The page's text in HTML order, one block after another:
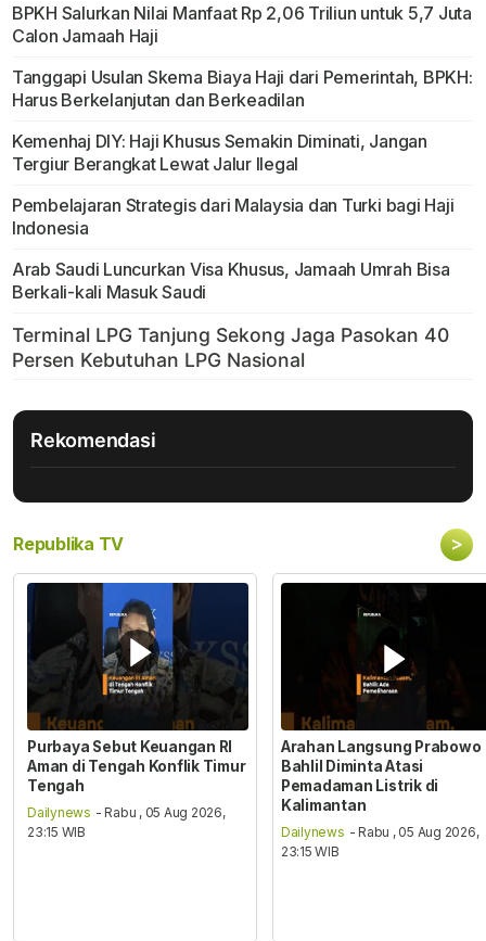
BPKH Salurkan Nilai Manfaat Rp 2,06 Triliun untuk 5,7 Juta
Calon Jamaah Haji
Tanggapi Usulan Skema Biaya Haji dari Pemerintah, BPKH:
Harus Berkelanjutan dan Berkeadilan
Kemenhaj DIY: Haji Khusus Semakin Diminati, Jangan
Tergiur Berangkat Lewat Jalur Ilegal
Pembelajaran Strategis dari Malaysia dan Turki bagi Haji
Indonesia
Arab Saudi Luncurkan Visa Khusus, Jamaah Umrah Bisa
Berkali-kali Masuk Saudi
Rekomendasi
Republika TV >
Purbaya Sebut Keuangan RI
Aman di Tengah Konflik Timur
Tengah
Dailynews - Rabu , 05 Aug 2026,
23:15 WIB
Arahan Langsung Prabowo
Bahlil Diminta Atasi
Pemadaman Listrik di
Kalimantan
Dailynews - Rabu , 05 Aug 2026,
23:15 WIB